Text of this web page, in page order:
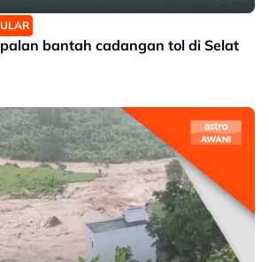
bantah cadangan tol di Selat